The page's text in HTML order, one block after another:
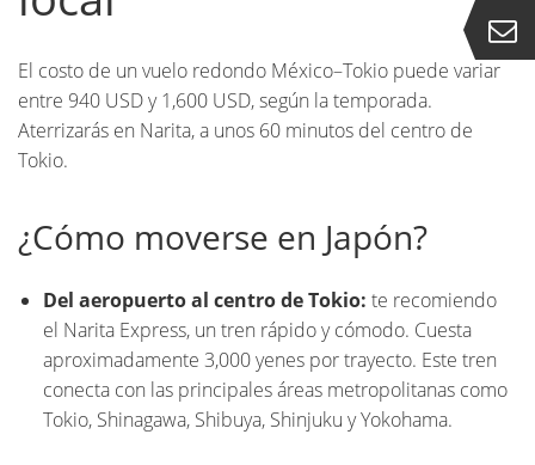
El costo de un vuelo redondo México–Tokio puede variar
entre 940 USD y 1,600 USD, según la temporada.
Aterrizarás en Narita, a unos 60 minutos del centro de
Tokio.
¿Cómo moverse en Japón?
Del aeropuerto al centro de Tokio:te recomiendo
el Narita Express, un tren rápido y cómodo. Cuesta
aproximadamente 3,000 yenes por trayecto. Este tren
conecta con las principales áreas metropolitanas como
Tokio, Shinagawa, Shibuya, Shinjuku y Yokohama.